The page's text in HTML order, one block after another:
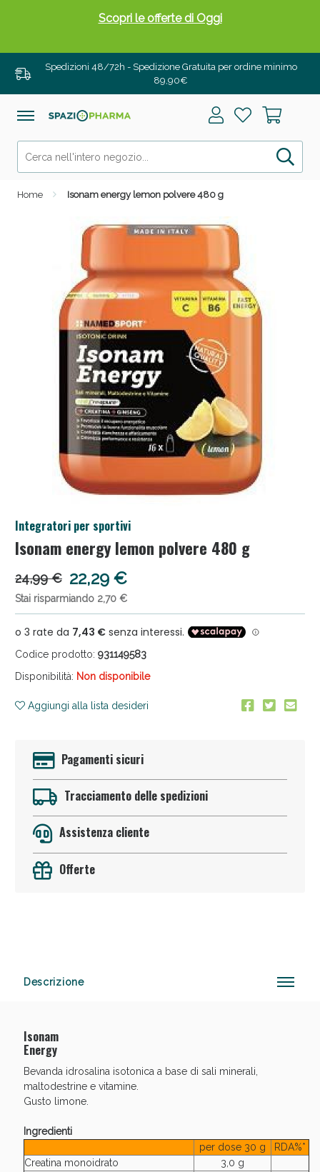
Spedizioni 48/72h - Spedizione Gratuita per ordine minimo
89,90€
Home Isonam energy lemon polvere 480 g
Integratori per sportivi
Isonam energy lemon polvere 480 g
24,99 € 22,29 €
Stai risparmiando 2,70 €
Codice prodotto: 931149583
Disponibilità: Non disponibile
Aggiungi alla lista desideri
Pagamenti sicuri
Tracciamento delle spedizioni
Assistenza cliente
Offerte
Descrizione
Isonam
Energy
Bevanda idrosalina isotonica a base di sali minerali,
maltodestrine e vitamine.
Gusto limone.
Ingredienti
per dose 30 g
RDA%*
Creatina monoidrato
3,0 g
Scopri le offerte di Oggi
Drenanti e Pancia Piatta: Sconti fino al 55% validi
solo per OGGI!
Salini e Multivitaminici: oggi Sconto extra fino al
Anticellulite e Fanghi: Sconto fino al 40% valido
oggi!